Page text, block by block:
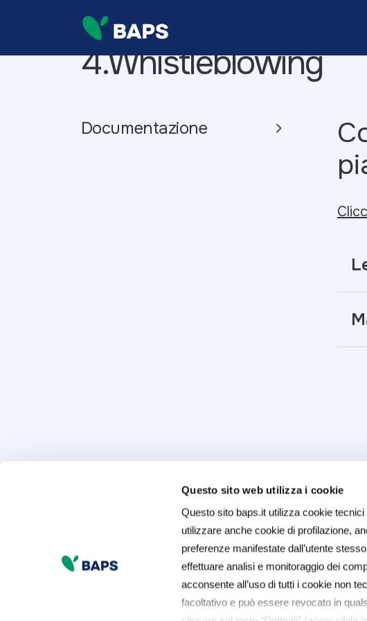
Questo sito web utilizza i cookie
Questo sito baps.it utilizza cookie
utilizzare anche cookie di profilazione,
preferenze manifestate dall’utente
effettuare analisi e monitoraggio dei
acconsente all’uso di tutti i cookie non
facoltativo e può essere revocato in
4.Whistleblowing
Documentazione